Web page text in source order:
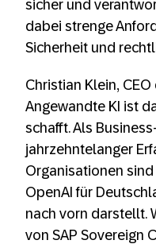
sicher und
dabei strenge
Sicherheit und
Christian Klein, CEO
Angewandte KI ist
schafft. Als
jahrzehntelanger
Organisationen
OpenAI für
nach vorn darstellt.
von SAP Sovereign